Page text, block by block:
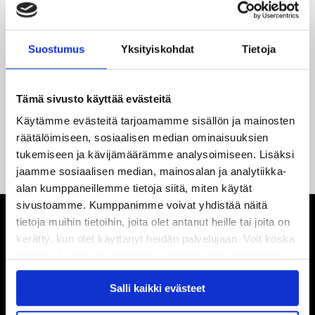
Suostumus Yksityiskohdat Tietoja
Tämä sivusto käyttää evästeitä
Käytämme evästeitä tarjoamamme sisällön ja mainosten
räätälöimiseen, sosiaalisen median ominaisuuksien
tukemiseen ja kävijämäärämme analysoimiseen. Lisäksi
jaamme sosiaalisen median, mainosalan ja analytiikka-
alan kumppaneillemme tietoja siitä, miten käytät
sivustoamme. Kumppanimme voivat yhdistää näitä
tietoja muihin tietoihin, joita olet antanut heille tai joita on
kerätty, kun olet käyttänyt heidän palvelujaan. Voit koska
käytöstäEvästeet-sivultamme.
Salli kaikki evästeet
Reece Newkirk vahvistamaan JYP-hyökkäystä!
18.05.2026
14.05.2026
Tuore Sveitsin mestari Juuso Arola JYP-puolustukseen
kahden vuoden sopimuksella